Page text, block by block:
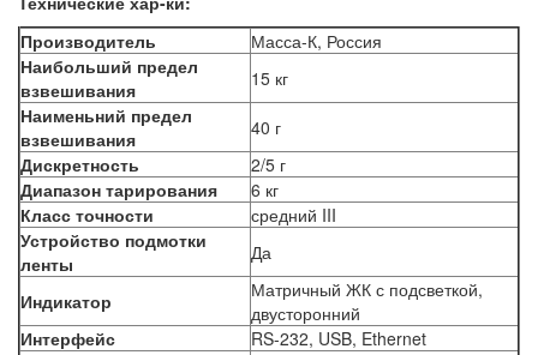
Производитель
Масса-К, Россия
Наибольший предел
взвешивания
15 кг
Наименьний предел
взвешивания
40 г
Дискретность
2/5 г
Диапазон тарирования
6 кг
Класс точности
средний III
Устройство подмотки
ленты
Да
Индикатор
Матричный ЖК с подсветкой,
двусторонний
Интерфейс
RS-232, USB, Ethernet